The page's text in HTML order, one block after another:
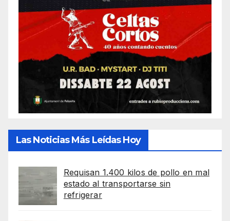
Las Noticias Más Leídas Hoy
Requisan 1.400 kilos de pollo en mal
estado al transportarse sin
refrigerar